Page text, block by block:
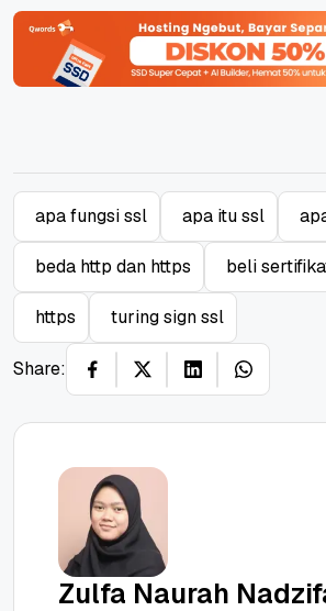
apa fungsi ssl apa itu ssl
beda http dan https beli
https turing sign ssl
Share:
Zulfa Naurah